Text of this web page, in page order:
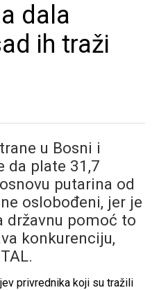
dala
ih traži
u Bosni i
da plate 31,7
putarina od
oslobođeni, jer je
državnu pomoć to
konkurenciju,
privrednika koji su tražili